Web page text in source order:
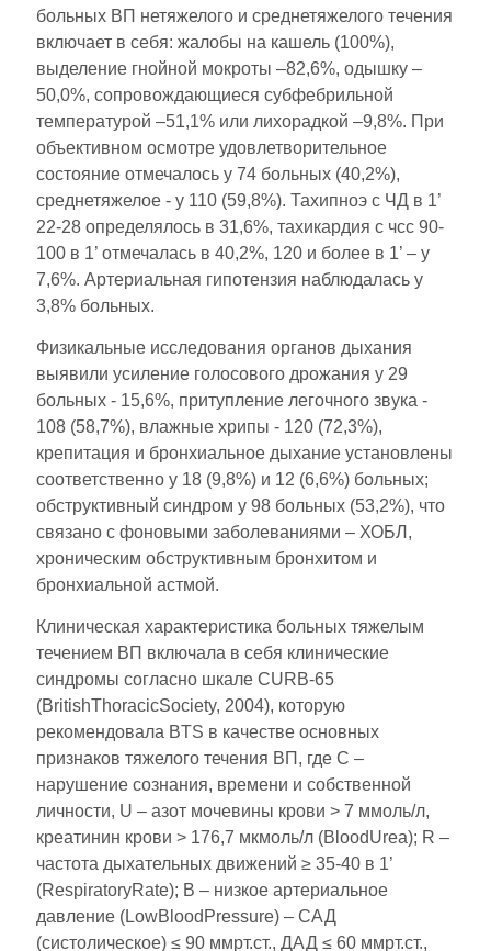
больных ВП нетяжелого и среднетяжелого течения
включает в себя: жалобы на кашель (100%),
выделение гнойной мокроты –82,6%, одышку –
50,0%, сопровождающиеся субфебрильной
температурой –51,1% или лихорадкой –9,8%. При
объективном осмотре удовлетворительное
состояние отмечалось у 74 больных (40,2%),
среднетяжелое - у 110 (59,8%). Тахипноэ с ЧД в 1’
22-28 определялось в 31,6%, тахикардия с чсс 90-
100 в 1’ отмечалась в 40,2%, 120 и более в 1’ – у
7,6%. Артериальная гипотензия наблюдалась у
3,8% больных.
Физикальные исследования органов дыхания
выявили усиление голосового дрожания у 29
больных - 15,6%, притупление легочного звука -
108 (58,7%), влажные хрипы - 120 (72,3%),
крепитация и бронхиальное дыхание установлены
соответственно у 18 (9,8%) и 12 (6,6%) больных;
обструктивный синдром у 98 больных (53,2%), что
связано с фоновыми заболеваниями – ХОБЛ,
хроническим обструктивным бронхитом и
бронхиальной астмой.
Клиническая характеристика больных тяжелым
течением ВП включала в себя клинические
синдромы согласно шкале CURB-65
(BritishThoracicSoсiety, 2004), которую
рекомендовала BTS в качестве основных
признаков тяжелого течения ВП, где С –
нарушение сознания, времени и собственной
личности, U – азот мочевины крови > 7 ммоль/л,
креатинин крови > 176,7 мкмоль/л (BloodUrea); R –
частота дыхательных движений ≥ 35-40 в 1’
(RespiratoryRate); В – низкое артериальное
давление (LowBloodPressure) – САД
(систолическое) ≤ 90 ммрт.ст., ДАД ≤ 60 ммрт.ст.,